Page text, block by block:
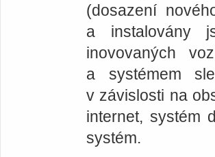
(dosazení
a instalovány
inovovaných
a systémem
v závislosti na
internet, systém
systém.